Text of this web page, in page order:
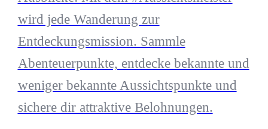
wird jede Wanderung zur
Entdeckungsmission. Sammle
Abenteuerpunkte, entdecke bekannte und
weniger bekannte Aussichtspunkte und
sichere dir attraktive Belohnungen.